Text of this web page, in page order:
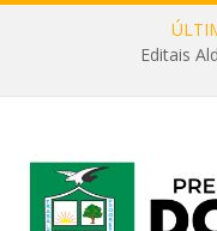
Editais